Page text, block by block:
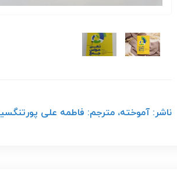
ناشر: آموخته، مترجم: فاطمه علی